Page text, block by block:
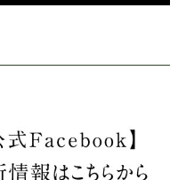
子・お惣菜の取扱いが
にありがとうございま